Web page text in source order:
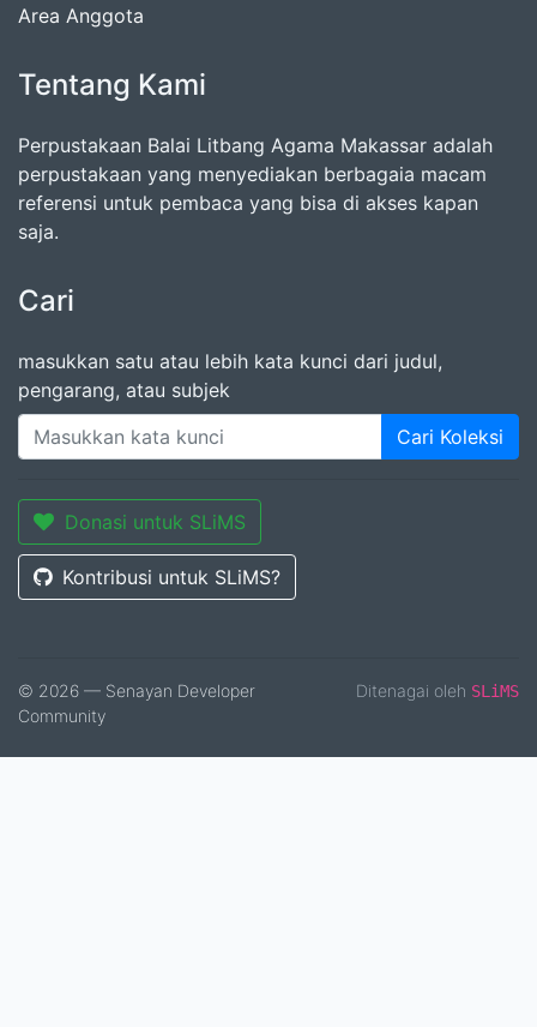
Area Anggota
Tentang Kami
Perpustakaan Balai Litbang Agama Makassar adalah
perpustakaan yang menyediakan berbagaia macam
referensi untuk pembaca yang bisa di akses kapan
saja.
Cari
masukkan satu atau lebih kata kunci dari judul,
pengarang, atau subjek
Cari Koleksi
Donasi untuk SLiMS
Kontribusi untuk SLiMS?
© 2026 — Senayan Developer
Community
Ditenagai oleh SLiMS